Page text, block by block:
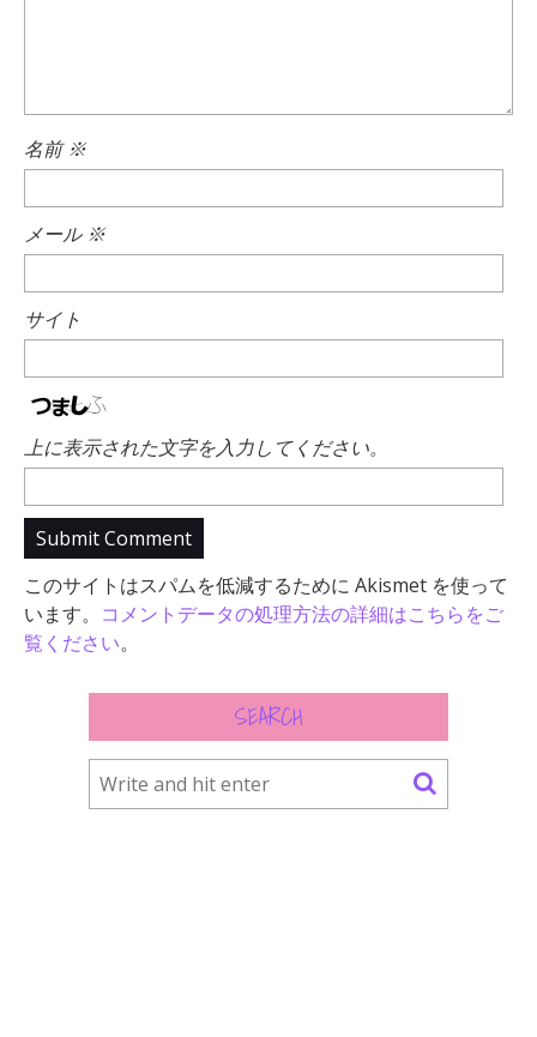
名前※
メール ※
サイト
上に表示された文字を入力してください。
このサイトはスパムを低減するために Akismet を使って
います。 コメントデータの処理方法の詳細はこちらをご
覧ください。
SEARCH